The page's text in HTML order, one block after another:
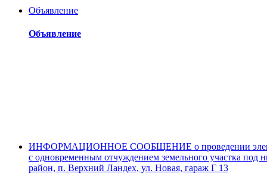
Объявление
Объявление
ИНФОРМАЦИОННОЕ СООБЩЕНИЕ о проведении
с одновременным отчуждением земельного участка под
район, п. Верхний Ландех, ул. Новая, гараж Г 13